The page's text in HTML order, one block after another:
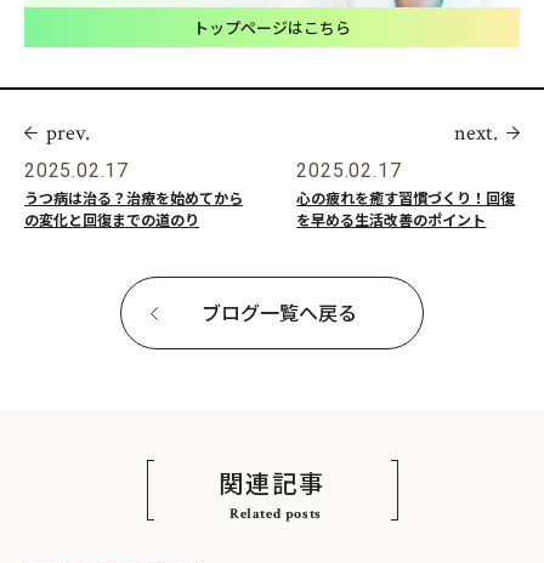
トップページはこちら
prev.
2025.02.17
うつ病は治る？治療を始めてから
の変化と回復までの道のり
next.
2025.02.17
心の疲れを癒す習慣づくり！回復
を早める生活改善のポイント
ブログ一覧へ戻る
関連記事
Related posts